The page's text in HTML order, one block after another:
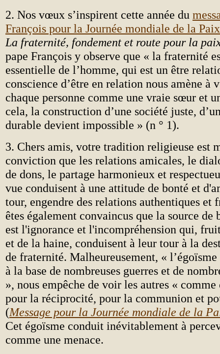
2. Nos vœux s’inspirent cette année du
François pour la Journée mondiale de la
La fraternité, fondement et route pour la
pape François y observe que « la fraternité
essentielle de l’homme, qui est un être
conscience d’être en relation nous amène à
chaque personne comme une vraie sœur et
cela, la construction d’une société juste,
durable devient impossible » (n ° 1).
3. Chers amis, votre tradition religieuse est
conviction que les relations amicales, le
de dons, le partage harmonieux et
vue conduisent à une attitude de bonté et
tour, engendre des relations authentiques et
êtes également convaincus que la source de
est l'ignorance et l'incompréhension qui,
et de la haine, conduisent à leur tour à la
de fraternité. Malheureusement, «
à la base de nombreuses guerres et de
», nous empêche de voir les autres « comme
pour la réciprocité, pour la communion et
(Message pour la Journée mondiale de la
Cet égoïsme conduit inévitablement à
comme une menace.